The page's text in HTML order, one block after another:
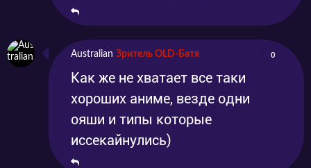
Australian Зритель OLD-Батя 0
Как же не хватает все таки
хороших аниме, везде одни
ояши и типы которые
иссекайнулись)